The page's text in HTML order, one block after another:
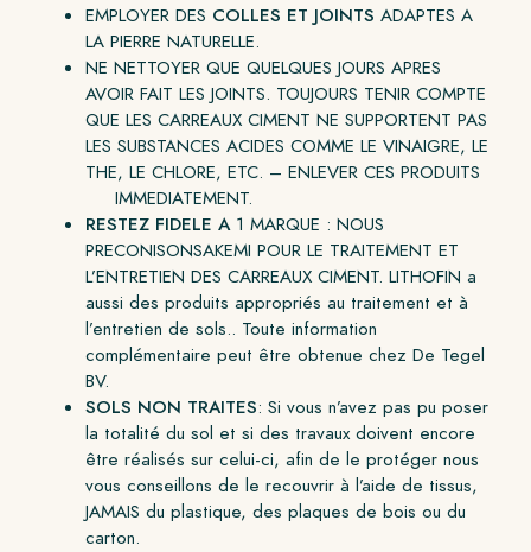
EMPLOYER DES COLLES ET JOINTS ADAPTES A
LA PIERRE NATURELLE.
NE NETTOYER QUE QUELQUES JOURS APRES
AVOIR FAIT LES JOINTS. TOUJOURS TENIR COMPTE
QUE LES CARREAUX CIMENT NE SUPPORTENT PAS
LES SUBSTANCES ACIDES COMME LE VINAIGRE, LE
THE, LE CHLORE, ETC. – ENLEVER CES PRODUITS
IMMEDIATEMENT.
RESTEZ FIDELE A 1 MARQUE : NOUS
PRECONISONSAKEMI POUR LE TRAITEMENT ET
L’ENTRETIEN DES CARREAUX CIMENT. LITHOFIN a
aussi des produits appropriés au traitement et à
l’entretien de sols.. Toute information
complémentaire peut être obtenue chez De Tegel
BV.
SOLS NON TRAITES: Si vous n’avez pas pu poser
la totalité du sol et si des travaux doivent encore
être réalisés sur celui-ci, afin de le protéger nous
vous conseillons de le recouvrir à l’aide de tissus,
JAMAIS du plastique, des plaques de bois ou du
carton.